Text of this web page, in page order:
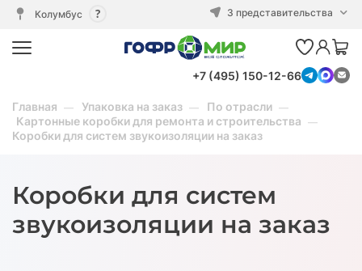
Колумбус 3 представительства
+7 (495) 150-12-66
Главная Упаковка на заказ
По отрасли
Картонные коробки для ремонта и строительства
Коробки для систем звукоизоляции на заказ
Коробки для систем
звукоизоляции на заказ